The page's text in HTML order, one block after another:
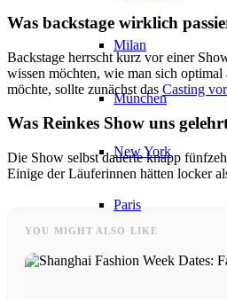
Milan
München
New York
Paris
Influencer
Was backstage wirklich
Backstage herrscht kurz vor einer
wissen möchten, wie man sich
möchte, sollte zunächst das Casting
Was Reinkes Show uns
Die Show selbst dauerte knapp
Einige der Läuferinnen hätten locker
YOU MIGHT ALSO LIKE